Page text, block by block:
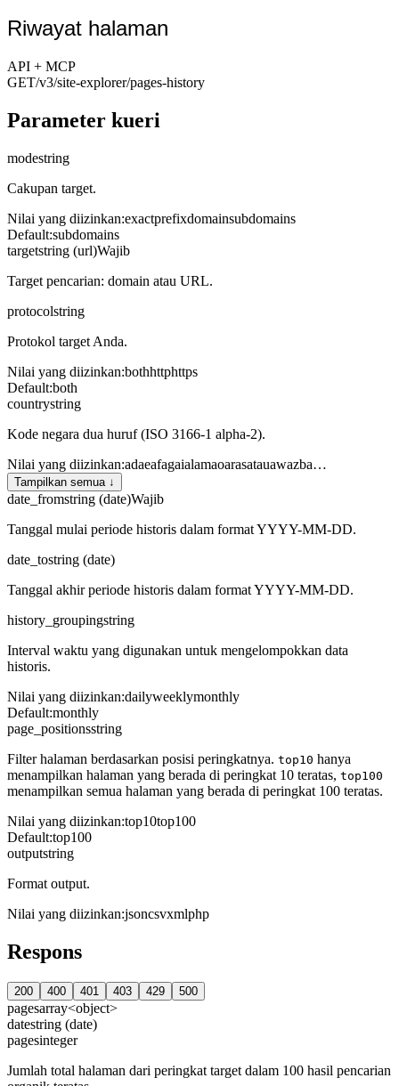
Riwayat halaman
API + MCP
GET/v3/site-explorer/pages-history
Parameter kueri
modestring
Cakupan target.
Nilai yang diizinkan:exactprefixdomainsubdomains
Default:subdomains
targetstring (url)Wajib
Target pencarian: domain atau URL.
protocolstring
Protokol target Anda.
Nilai yang diizinkan:bothhttphttps
Default:both
countrystring
Kode negara dua huruf (ISO 3166-1 alpha-2).
Nilai yang diizinkan:adaeafagaialamaoarasatauawazba…
Tampilkan semua ↓
date_fromstring (date)Wajib
Tanggal mulai periode historis dalam format YYYY-MM-DD.
date_tostring (date)
Tanggal akhir periode historis dalam format YYYY-MM-DD.
history_groupingstring
Interval waktu yang digunakan untuk mengelompokkan data
historis.
Nilai yang diizinkan:dailyweeklymonthly
Default:monthly
page_positionsstring
Filter halaman berdasarkan posisi peringkatnya. top10 hanya
menampilkan halaman yang berada di peringkat 10 teratas, top100
menampilkan semua halaman yang berada di peringkat 100 teratas.
Nilai yang diizinkan:top10top100
Default:top100
outputstring
Format output.
Nilai yang diizinkan:jsoncsvxmlphp
Respons
200 400 401 403 429 500
pagesarray<object>
datestring (date)
pagesinteger
Jumlah total halaman dari peringkat target dalam 100 hasil pencarian